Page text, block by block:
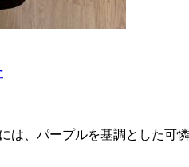
、パープルを基調とした可